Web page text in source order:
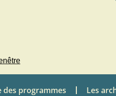
des programmes Les